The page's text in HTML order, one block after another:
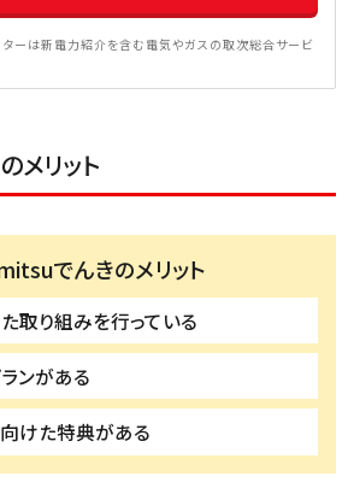
ーは新電力紹介を含む電気やガスの取次総合サービ
メリット
でんきのメリット
取り組みを行っている
ンがある
けた特典がある